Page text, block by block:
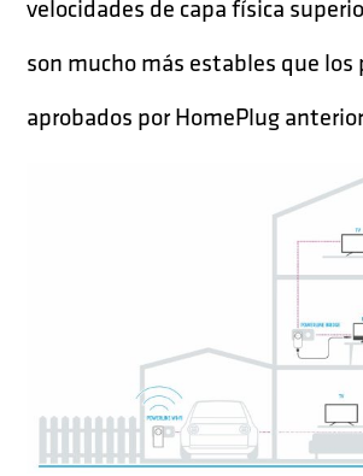
velocidades de capa física
son mucho más estables que los
aprobados por HomePlug